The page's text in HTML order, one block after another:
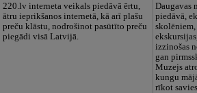
220.lv interneta veikals piedāvā ērtu,
ātru ieprikšanos internetā, kā arī plašu
preču klāstu, nodrošinot pasūtīto preču
piegādi visā Latvijā.
Daugavas
piedāvā,
skolēniem,
izzinošas
gan
Muzejs
kungu
rīkot